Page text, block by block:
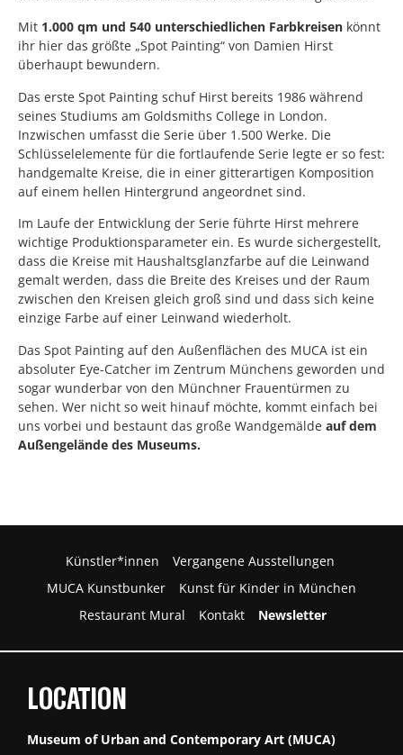
Mit 1.000 qm und 540 unterschiedlichen Farbkreisen könnt
ihr hier das größte „Spot Painting“ von Damien Hirst
überhaupt bewundern.
Das erste Spot Painting schuf Hirst bereits 1986 während
seines Studiums am Goldsmiths College in London.
Inzwischen umfasst die Serie über 1.500 Werke. Die
Schlüsselelemente für die fortlaufende Serie legte er so fest:
handgemalte Kreise, die in einer gitterartigen Komposition
auf einem hellen Hintergrund angeordnet sind.
Im Laufe der Entwicklung der Serie führte Hirst mehrere
wichtige Produktionsparameter ein. Es wurde sichergestellt,
dass die Kreise mit Haushaltsglanzfarbe auf die Leinwand
gemalt werden, dass die Breite des Kreises und der Raum
zwischen den Kreisen gleich groß sind und dass sich keine
einzige Farbe auf einer Leinwand wiederholt.
Das Spot Painting auf den Außenflächen des MUCA ist ein
absoluter Eye-Catcher im Zentrum Münchens geworden und
sogar wunderbar von den Münchner Frauentürmen zu
sehen. Wer nicht so weit hinauf möchte, kommt einfach bei
uns vorbei und bestaunt das große Wandgemälde auf dem
Außengelände des Museums.
Künstler*innen
Vergangene Ausstellungen
MUCA Kunstbunker
Kunst für Kinder in München
Restaurant Mural
Kontakt Newsletter
LOCATION
Museum of Urban and Contemporary Art (MUCA)